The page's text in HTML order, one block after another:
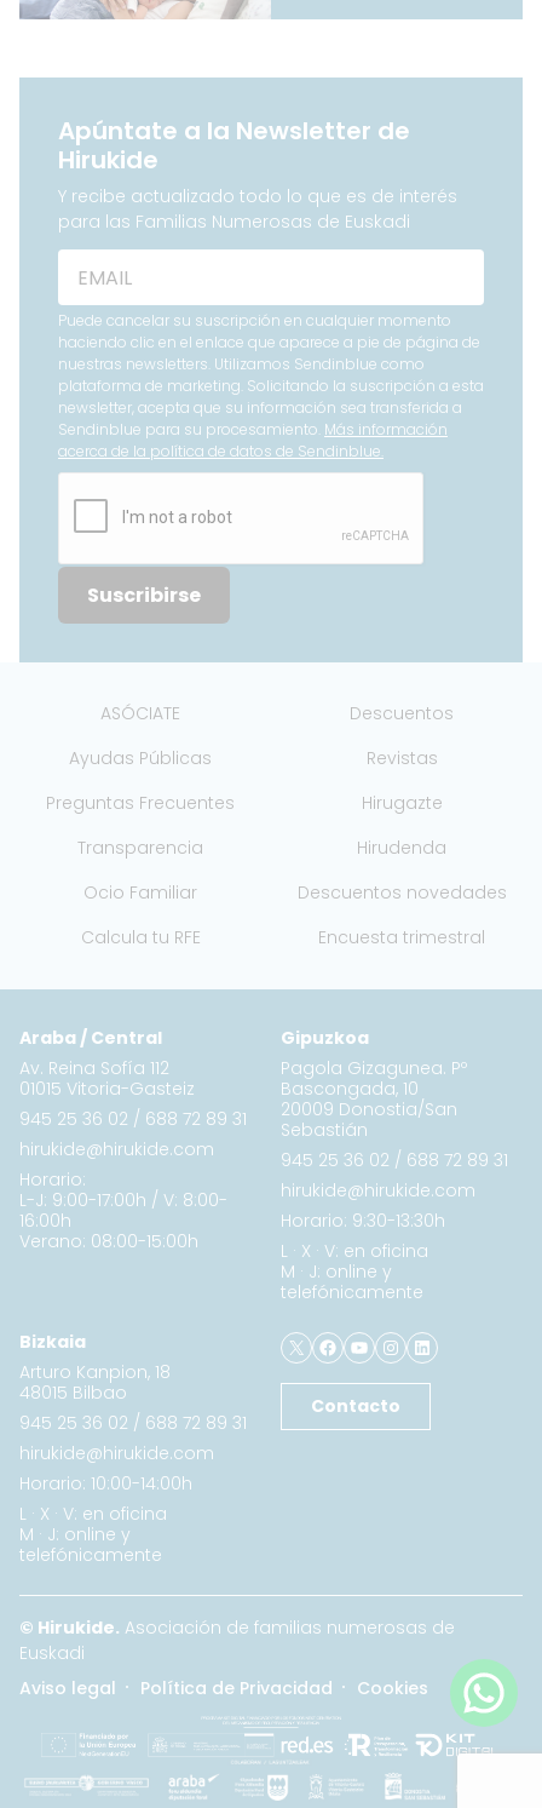
Apúntate a la Newsletter de
Hirukide
Y recibe actualizado todo lo que es de interés
para las Familias Numerosas de Euskadi
Puede cancelar su suscripción en cualquier momento
haciendo clic en el enlace que aparece a pie de página de
nuestras newsletters. Utilizamos Sendinblue como
plataforma de marketing. Solicitando la suscripción a esta
newsletter, acepta que su información sea transferida a
Sendinblue para su procesamiento. Más información
acerca de la política de datos de Sendinblue.
Suscribirse
ASÓCIATE
Descuentos
Ayudas Públicas
Revistas
Preguntas Frecuentes
Hirugazte
Transparencia
Hirudenda
Ocio Familiar
Descuentos novedades
Calcula tu RFE
Encuesta trimestral
Araba / Central
Av. Reina Sofía 112
01015 Vitoria-Gasteiz
945 25 36 02 / 688 72 89 31
hirukide@hirukide.com
Horario:
L-J: 9:00-17:00h / V: 8:00-
16:00h
Verano: 08:00-15:00h
Gipuzkoa
Pagola Gizagunea. Pº
Bascongada, 10
20009 Donostia/San
Sebastián
945 25 36 02 / 688 72 89 31
hirukide@hirukide.com
Horario: 9:30-13:30h
L · X · V: en oficina
M · J: online y
telefónicamente
Bizkaia
Arturo Kanpion, 18
48015 Bilbao
945 25 36 02 / 688 72 89 31
hirukide@hirukide.com
Horario: 10:00-14:00h
L · X · V: en oficina
M · J: online y
telefónicamente
X Facebook
YouTube
Instagram
LinkedIn
Contacto
© Hirukide. Asociación de familias numerosas de
Euskadi
Aviso legal
Política de Privacidad Cookies